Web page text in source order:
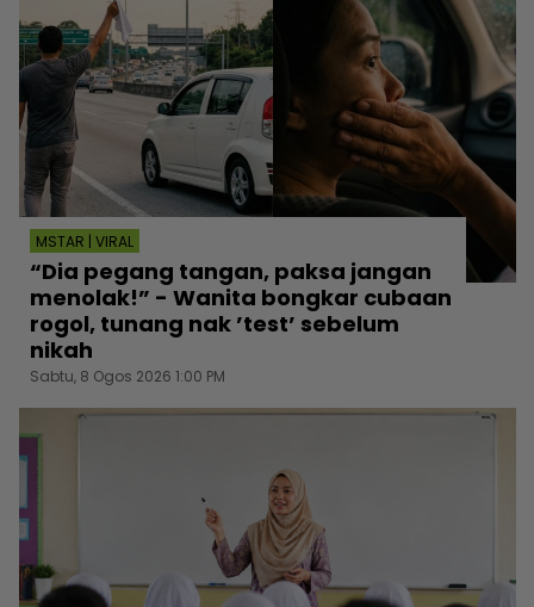
MSTAR | VIRAL
“Dia pegang tangan, paksa jangan
menolak!” - Wanita bongkar cubaan
rogol, tunang nak ’test’ sebelum
nikah
Sabtu, 8 Ogos 2026 1:00 PM